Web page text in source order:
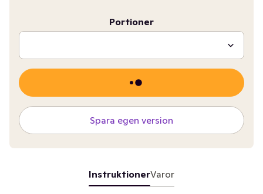
Portioner
Spara egen version
InstruktionerVaror